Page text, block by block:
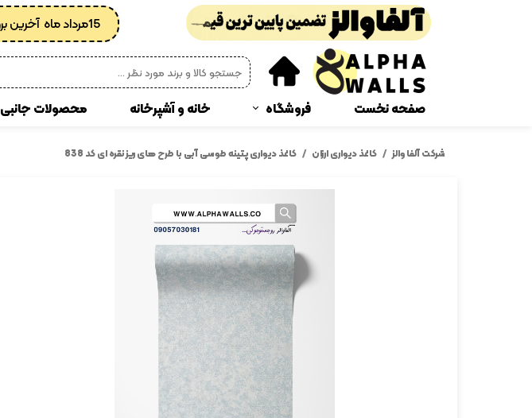
15مرداد ماه آخرین بروز رسانی قیمت های آلفا والز
صفحه نخست فروشگاه
پوستر دیواری چمن مصنوعی
پادری
خانه و آشپرخانه محصولات جانبی
شرکت آلفا والز کاغذ دیواری ارزان کاغذ دیواری پتینه طوسی آبی با طرح های ریز نقره ای کد 838